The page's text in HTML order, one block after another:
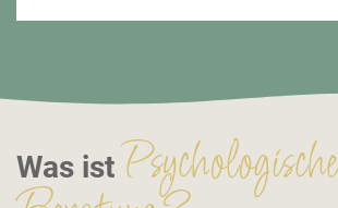
Was ist Psychologische